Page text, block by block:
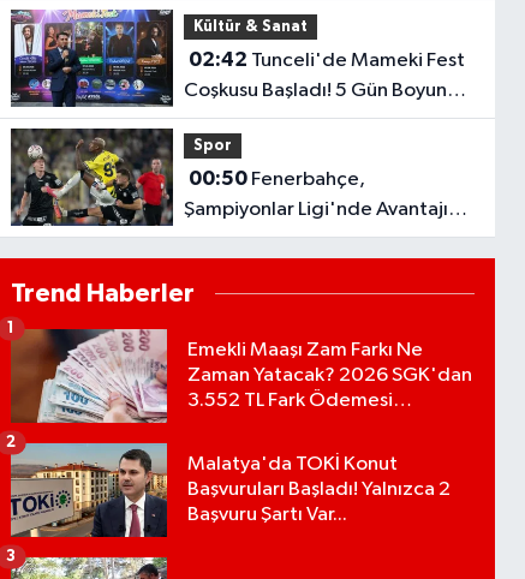
Başlıyor
Kültür & Sanat
02:42
Coşkusu Başladı! 5 Gün Boyunca
Etkinlikler Düzenlenecek
Spor
00:50Fenerbahçe,
Şampiyonlar Ligi'nde Avantajı
Kaptı! Sturm Graz'ı 2-0 Mağlup
Trend Haberler
Emekli Maaşı Zam Farkı Ne
Zaman Yatacak? 2026 SGK'dan
3.552 TL Fark Ödemesi
1
Malatya'da TOKİ Konut
Başvuruları Başladı! Yalnızca 2
Başvuru Şartı Var...
2
3